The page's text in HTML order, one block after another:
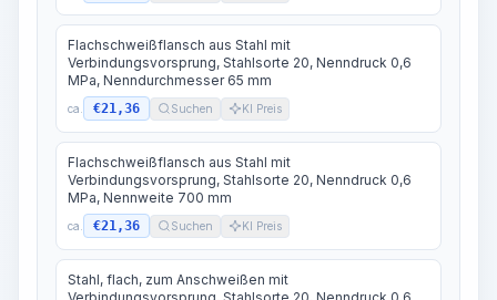
Flachschweißflansch aus Stahl mit
Verbindungsvorsprung, Stahlsorte 20, Nenndruck 0,6
MPa, Nenndurchmesser 65 mm
ca. €21,36 Suchen KI Preis
Flachschweißflansch aus Stahl mit
Verbindungsvorsprung, Stahlsorte 20, Nenndruck 0,6
MPa, Nennweite 700 mm
ca. €21,36 Suchen KI Preis
Stahl, flach, zum Anschweißen mit